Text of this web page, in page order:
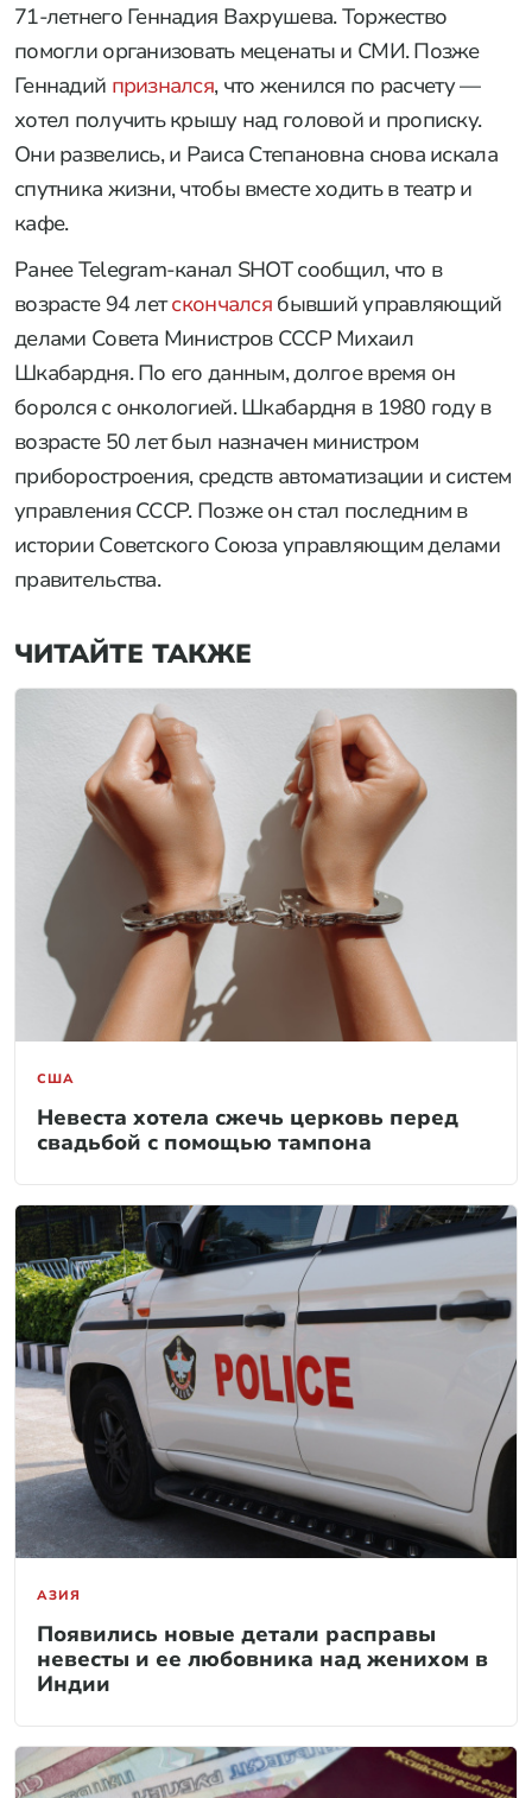
71-летнего Геннадия Вахрушева. Торжество
помогли организовать меценаты и СМИ. Позже
Геннадий признался, что женился по расчету —
хотел получить крышу над головой и прописку.
Они развелись, и Раиса Степановна снова искала
спутника жизни, чтобы вместе ходить в театр и
кафе.
Ранее Telegram-канал SHOT сообщил, что в
возрасте 94 летскончался бывший управляющий
делами Совета Министров СССР Михаил
Шкабардня. По его данным, долгое время он
боролся с онкологией. Шкабардня в 1980 году в
возрасте 50 лет был назначен министром
приборостроения, средств автоматизации и систем
управления СССР. Позже он стал последним в
истории Советского Союза управляющим делами
правительства.
ЧИТАЙТЕ ТАКЖЕ
США
Невеста хотела сжечь церковь перед
свадьбой с помощью тампона
АЗИЯ
Появились новые детали расправы
невесты и ее любовника над женихом в
Индии